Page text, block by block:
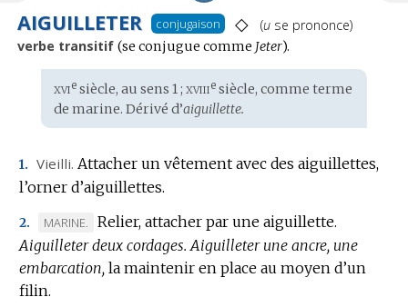
AIGUILLETER conjugaison ◇
Prononciation
:
(use prononce)
verbe transitif Conjugaison
:
(se conjugue comme Jeter).
Étymologie
:
xviesiècle, au sens 1 ; xviiiesiècle, comme terme
de marine. Dérivé d’aiguillette.
1. Vieilli. Attacher un vêtement avec des aiguillettes,
l’orner d’aiguillettes.
2.
MARQUE
DE
DOMAINE
:
MARINE.
Relier, attacher par une aiguillette.
Aiguilleter deux cordages. Aiguilleter une ancre, une
embarcation, la maintenir en place au moyen d’un
filin.